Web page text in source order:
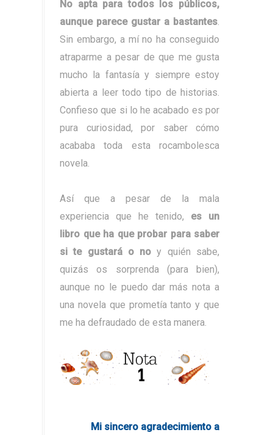
No apta para todos los públicos,
aunque parece gustar a bastantes
Sin embargo, a mí no ha conseguido
atraparme a pesar de que me gusta
mucho la fantasía y siempre estoy
abierta a leer todo tipo de historias.
Confieso que si lo he acabado es por
pura curiosidad, por saber cómo
acababa toda esta rocambolesca
novela.
Así que a pesar de la mala
experiencia que he tenido, es un
libro que ha que probar para saber
si te gustará o no y quién sabe,
quizás os sorprenda (para bien),
aunque no le puedo dar más nota a
una novela que prometía tanto y que
me ha defraudado de esta manera.
Mi sincero agradecimiento a